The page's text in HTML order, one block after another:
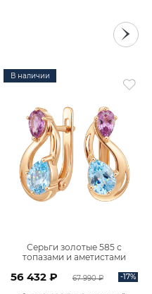
В наличии
Серьги золотые 585 с
топазами и аметистами
56 432 ₽ 67 990 ₽ -17%